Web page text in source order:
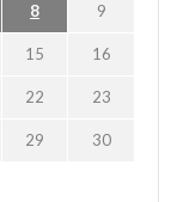
8 9
15 16
22 23
29 30